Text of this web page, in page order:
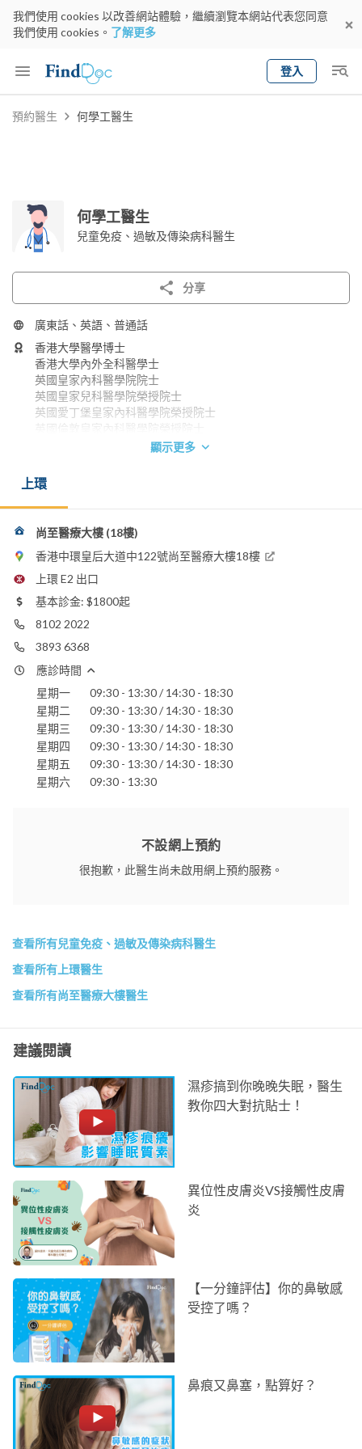
我們使用 cookies 以改善網站體驗，繼續瀏覽本網站代表您同意
我們使用 cookies。 了解更多
登入
Keyword
預約醫生 何學工醫生
何學工醫生
兒童免疫、過敏及傳染病科醫生
分享
廣東話、英語、普通話
香港大學醫學博士
香港大學內外全科醫學士
英國皇家內科醫學院院士
英國皇家兒科醫學院榮授院士
英國愛丁堡皇家內科醫學院榮授院士
電郵：
嘉諾撒醫院
香港港安醫院 - 司徒拔道
明德國際醫院
聖保祿醫院
聖德肋撒醫院
港怡醫院
本醫生的相關文章
顯示更多
上環
尚至醫療大樓 (18樓)
香港中環皇后大道中122號尚至醫療大樓18樓
上環 E2 出口
基本診金: $1800起
8102 2022
3893 6368
應診時間
星期一
09:30 - 13:30 / 14:30 - 18:30
星期二
09:30 - 13:30 / 14:30 - 18:30
星期三
09:30 - 13:30 / 14:30 - 18:30
星期四
09:30 - 13:30 / 14:30 - 18:30
星期五
09:30 - 13:30 / 14:30 - 18:30
星期六
09:30 - 13:30
不設網上預約
很抱歉，此醫生尚未啟用網上預約服務。
查看所有兒童免疫、過敏及傳染病科醫生
查看所有上環醫生
查看所有尚至醫療大樓醫生
建議閱讀
濕疹搞到你晚晚失眠，醫生
教你四大對抗貼士！
異位性皮膚炎VS接觸性皮膚
炎
【一分鐘評估】你的鼻敏感
受控了嗎？
鼻痕又鼻塞，點算好？